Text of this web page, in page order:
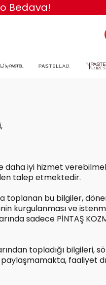
Bedava!
daha iyi hizmet
talep etmektedir.
toplanan bu bilgiler,
kurgulanması ve
sadece PİNTAŞ
topladığı
faaliyet